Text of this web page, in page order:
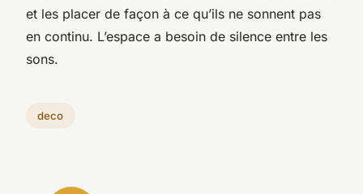
et les placer de façon à ce qu’ils ne sonnent pas
en continu. L’espace a besoin de silence entre les
sons.
deco